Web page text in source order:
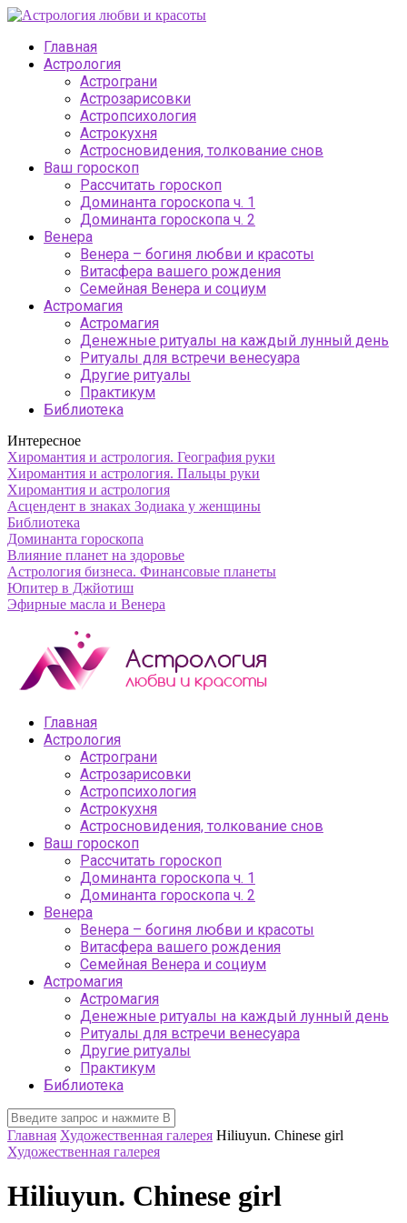
Главная
Астрология
Астрограни
Астрозарисовки
Астропсихология
Астрокухня
Астросновидения, толкование снов
Ваш гороскоп
Рассчитать гороскоп
Доминанта гороскопа ч. 1
Доминанта гороскопа ч. 2
Венера
Венера – богиня любви и красоты
Витасфера вашего рождения
Семейная Венера и социум
Астромагия
Астромагия
Денежные ритуалы на каждый лунный день
Ритуалы для встречи венесуара
Другие ритуалы
Практикум
Библиотека
Интересное
Хиромантия и астрология. География руки
Хиромантия и астрология. Пальцы руки
Хиромантия и астрология
Асцендент в знаках Зодиака у женщины
Библиотека
Доминанта гороскопа
Влияние планет на здоровье
Астрология бизнеса. Финансовые планеты
Юпитер в Джйотиш
Эфирные масла и Венера
Главная
Астрология
Астрограни
Астрозарисовки
Астропсихология
Астрокухня
Астросновидения, толкование снов
Ваш гороскоп
Рассчитать гороскоп
Доминанта гороскопа ч. 1
Доминанта гороскопа ч. 2
Венера
Венера – богиня любви и красоты
Витасфера вашего рождения
Семейная Венера и социум
Астромагия
Астромагия
Денежные ритуалы на каждый лунный день
Ритуалы для встречи венесуара
Другие ритуалы
Практикум
Библиотека
Главная Художественная галерея Hiliuyun. Chinese girl
Художественная галерея
Hiliuyun. Chinese girl